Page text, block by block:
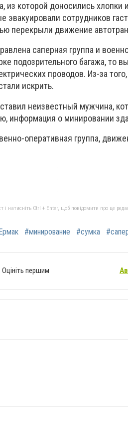
из которой доносились
эвакуировали сотрудников
перекрыли движение
саперная группа и
подозрительного багажа, то
проводов. Из-за
искрить.
неизвестный мужчина,
информация о минировании
оперативная группа,
і натисніть Ctrl + Enter, щоб повідомити про це
#минирование #сумка
Оцініть першим